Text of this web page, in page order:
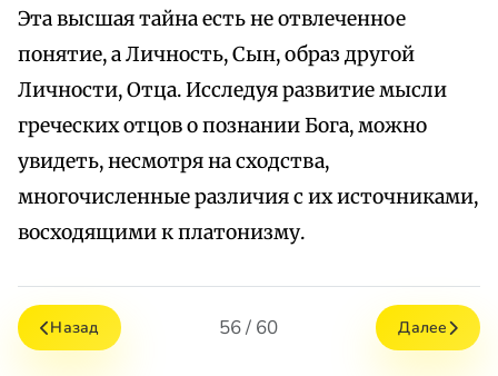
Эта высшая тайна есть не отвлеченное
понятие, а Личность, Сын, образ другой
Личности, Отца. Исследуя развитие мысли
греческих отцов о познании Бога, можно
увидеть, несмотря на сходства,
многочисленные различия с их источниками,
восходящими к платонизму.
Назад 56 / 60 Далее